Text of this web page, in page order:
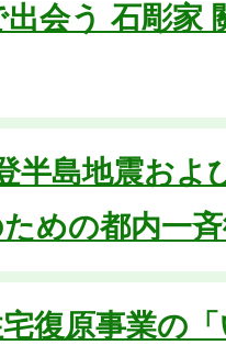
出会う 石彫家
半島地震およ
めの都内一
宅復原事業の